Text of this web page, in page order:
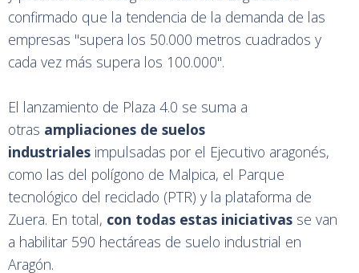
confirmado que la tendencia de la demanda de las
empresas "supera los 50.000 metros cuadrados y
cada vez más supera los 100.000".
El lanzamiento de Plaza 4.0 se suma a
otras ampliaciones de suelos
industriales impulsadas por el Ejecutivo aragonés,
como las del polígono de Malpica, el Parque
tecnológico del reciclado (PTR) y la plataforma de
Zuera. En total, con todas estas iniciativas se van
a habilitar 590 hectáreas de suelo industrial en
Aragón.